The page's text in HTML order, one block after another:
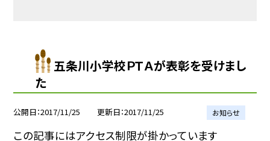
五条川小学校ＰＴＡが表彰を受けまし
た
公開日 2017/11/25 更新日 2017/11/25 お知らせ
この記事にはアクセス制限が掛かっています